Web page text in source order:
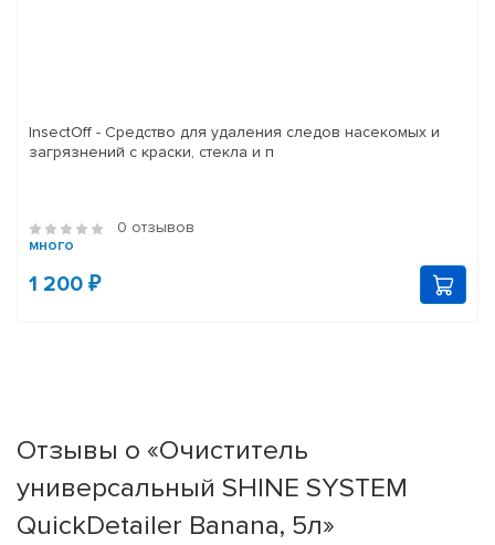
InsectOff - Средство для удаления следов насекомых и
загрязнений с краски, стекла и п
0 отзывов
много
1 200 ₽
Отзывы о «Очиститель
универсальный SHINE SYSTEM
QuickDetailer Banana, 5л»